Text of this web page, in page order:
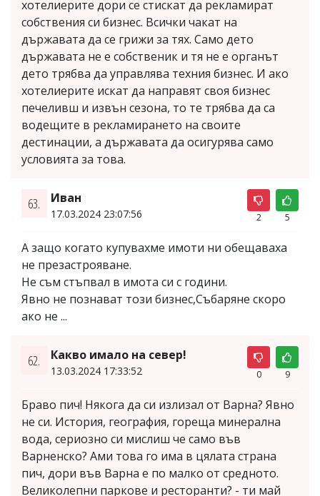
хотелиерите дори се стискат да рекламират
собствения си бизнес. Всички чакат на
държавата да се грижи за тях. Само дето
държавата не е собственик и тя не е органът
дето трябва да управлява техния бизнес. И ако
хотелиерите искат да направят своя бизнес
печеливш и извън сезона, то те трябва да са
водещите в рекламирането на своите
дестинации, а държавата да осигурява само
условията за това.
63. Иван
17.03.2024 23:07:56 2 5
А защо когато купувахме имоти ни обещаваха
не презастрояване.
Не съм стъпвал в имота си с години.
Явно не познават този бизнес,Събаряне скоро
ако не ...
62. Какво имало на север!
13.03.2024 17:33:52 0 9
Браво пич! Някога да си излизал от Варна? Явно
не си. История, география, гореща минерална
вода, сериозно си мислиш че само във
Варненско? Ами това го има в цялата страна
пич, дори във Варна е по малко от средното.
Великолепни паркове и ресторанти? - ти май